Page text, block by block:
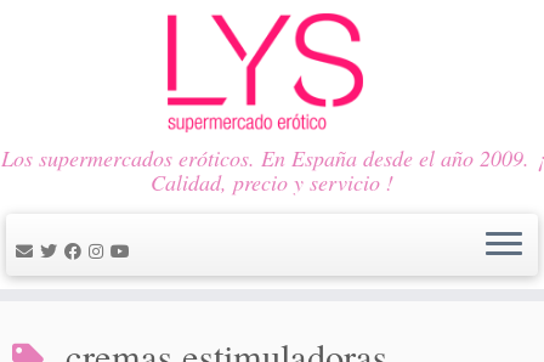
Los supermercados eróticos. En España desde el año 2009. ¡
Calidad, precio y servicio !